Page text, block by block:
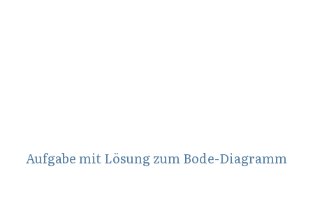
Aufgabe mit Lösung zum Bode-Diagramm